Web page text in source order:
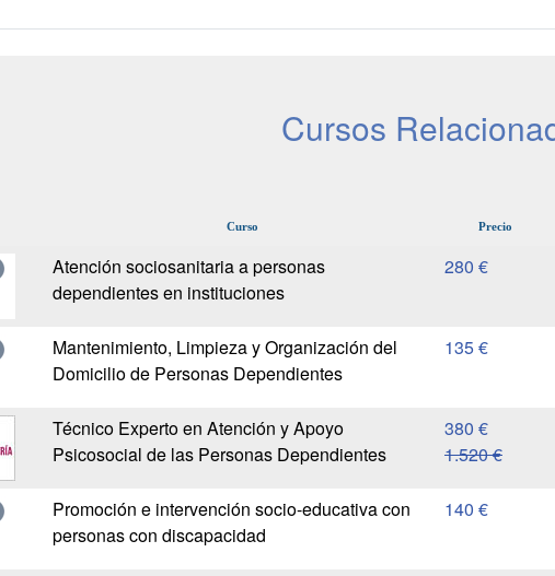
Cursos
Curso Precio
Atención sociosanitaria a personas
dependientes en instituciones
280 €
Mantenimiento, Limpieza y Organización del
Domicilio de Personas Dependientes
135 €
Técnico Experto en Atención y Apoyo
Psicosocial de las Personas Dependientes
380 €
1.520 €
Promoción e intervención socio-educativa con
personas con discapacidad
140 €